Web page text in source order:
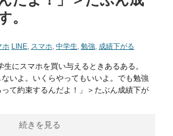
。
ホ LINE, スマホ, 中学生, 勉強, 成績下がる
にスマホを買い与えるときあるある。
ないよ。いくらやってもいいよ。でも勉強
て約束するんだよ！」＞たぶん成績下が
続きを見る